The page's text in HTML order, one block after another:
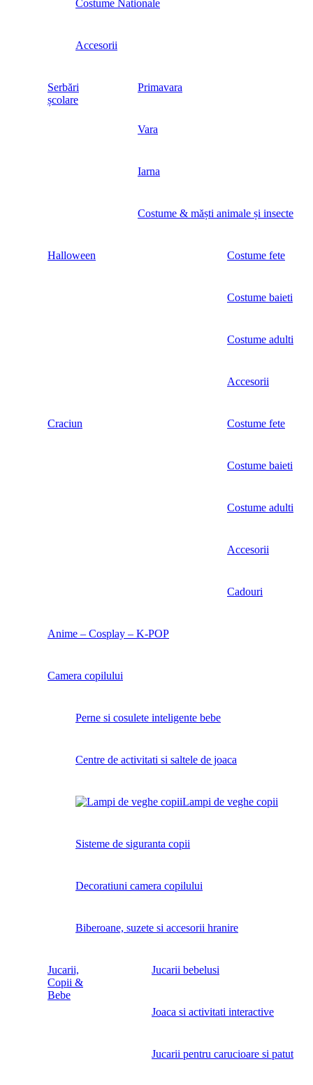
Costume Nationale
Accesorii
Serbări
școlare
Primavara
Vara
Iarna
Costume & măști animale și insecte
Halloween Costume fete
Costume baieti
Costume adulti
Accesorii
Craciun Costume fete
Costume baieti
Costume adulti
Accesorii
Cadouri
Anime – Cosplay – K‑POP
Camera copilului
Perne si cosulete inteligente bebe
Centre de activitati si saltele de joaca
Lampi de veghe copii
Sisteme de siguranta copii
Decoratiuni camera copilului
Biberoane, suzete si accesorii hranire
Jucarii,
Copii &
Bebe
Jucarii bebelusi
Joaca si activitati interactive
Jucarii pentru carucioare si patut